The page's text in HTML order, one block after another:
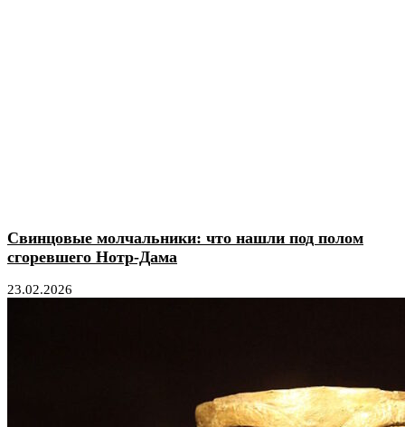
Свинцовые молчальники: что нашли под полом
сгоревшего Нотр-Дама
23.02.2026